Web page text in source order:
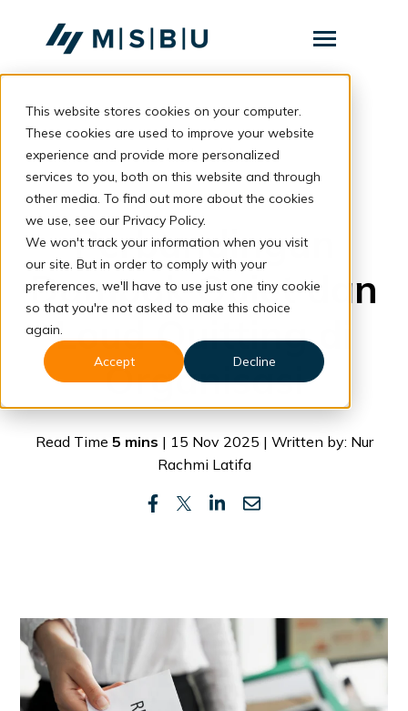
This website stores cookies on your computer.
These cookies are used to improve your website
experience and provide more personalized
services to you, both on this website and through
other media. To find out more about the cookies
we use, see our Privacy Policy.
We won't track your information when you visit
our site. But in order to comply with your
preferences, we'll have to use just one tiny cookie
so that you're not asked to make this choice
again.
Accept
Decline
Toggle
Layanan Toggle
children
Layanan
Komunitas
Tentang
Resources Toggle
children
Resources
Konsultasi
back to blog
Employment
Perbandingan
Dampak Quiet dan
Loud Quitting di
Organisasi
Read Time 5 mins | 15 Nov 2025 | Written by: Nur
Rachmi Latifa